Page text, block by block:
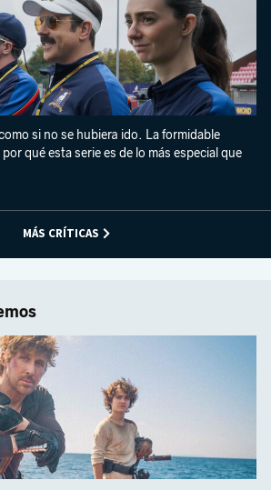
si no se hubiera ido. La formidable
qué esta serie es de lo más especial que
MÁS CRÍTICAS